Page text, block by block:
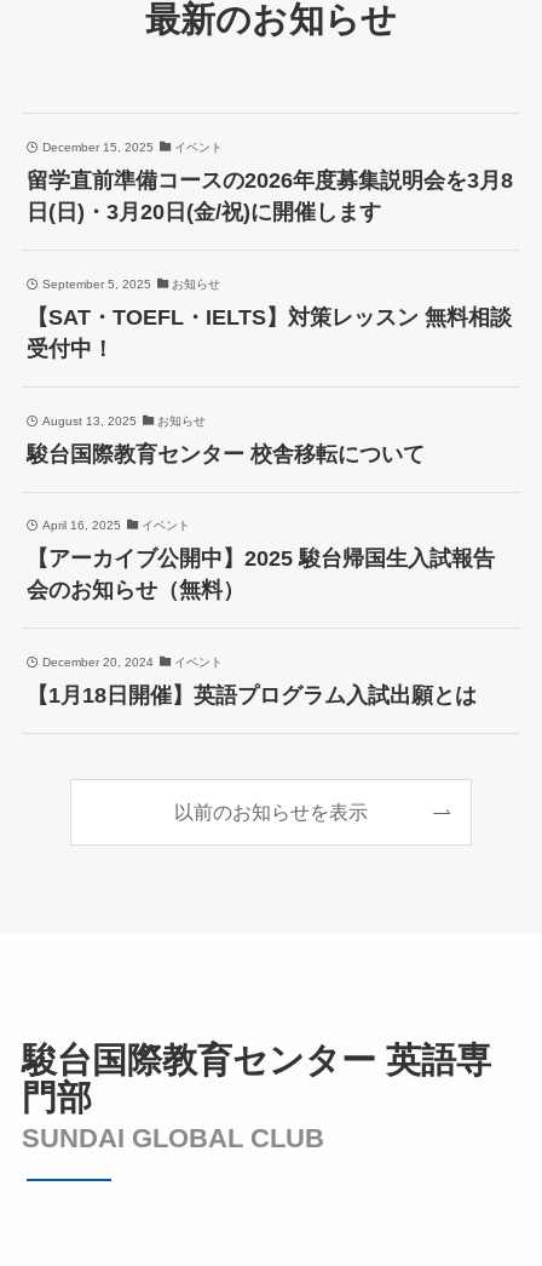
最新のお知らせ
December 15, 2025 イベント
留学直前準備コースの2026年度募集説明会を3月8
日(日)・3月20日(金/祝)に開催します
September 5, 2025 お知らせ
【SAT・TOEFL・IELTS】対策レッスン 無料相談
受付中！
August 13, 2025 お知らせ
駿台国際教育センター 校舎移転について
April 16, 2025 イベント
【アーカイブ公開中】2025 駿台帰国生入試報告
会のお知らせ（無料）
December 20, 2024 イベント
【1月18日開催】英語プログラム入試出願とは
以前のお知らせを表示
駿台国際教育センター 英語専
門部
SUNDAI GLOBAL CLUB